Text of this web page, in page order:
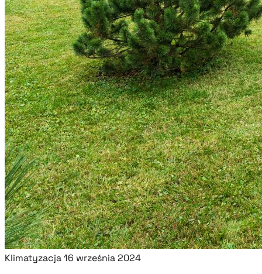
Klimatyzacja16 września 2024